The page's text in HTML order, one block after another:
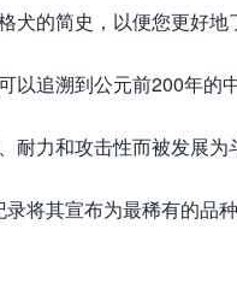
的简史，以便您更好地
追溯到公元前200年的中
力和攻击性而被发展为
将其宣布为最稀有的品